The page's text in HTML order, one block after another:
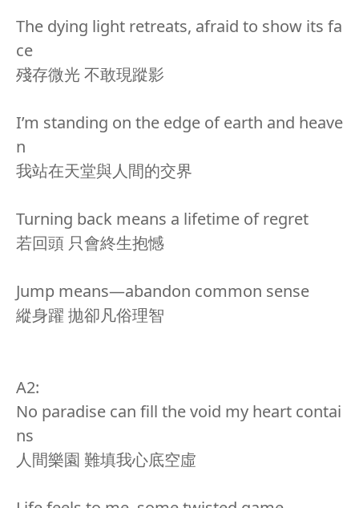
The dying light retreats, afraid to show its fa
ce
殘存微光 不敢現蹤影
I’m standing on the edge of earth and heave
n
我站在天堂與人間的交界
Turning back means a lifetime of regret
若回頭 只會終生抱憾
Jump means—abandon common sense
縱身躍 拋卻凡俗理智
A2:
No paradise can fill the void my heart contai
ns
人間樂園 難填我心底空虛